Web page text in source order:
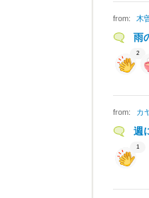
from: 木
雨
2
from: カ
週
1